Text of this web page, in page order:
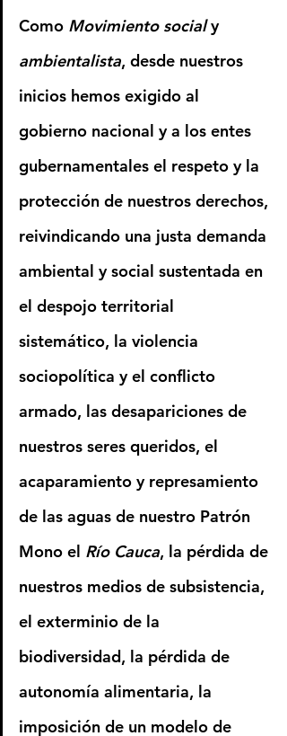
Como Movimiento social y
ambientalista, desde nuestros
inicios hemos exigido al
gobierno nacional y a los entes
gubernamentales el respeto y la
protección de nuestros derechos,
reivindicando una justa demanda
ambiental y social sustentada en
el despojo territorial
sistemático, la violencia
sociopolítica y el conflicto
armado, las desapariciones de
nuestros seres queridos, el
acaparamiento y represamiento
de las aguas de nuestro Patrón
Mono el Río Cauca, la pérdida de
nuestros medios de subsistencia,
el exterminio de la
biodiversidad, la pérdida de
autonomía alimentaria, la
imposición de un modelo de